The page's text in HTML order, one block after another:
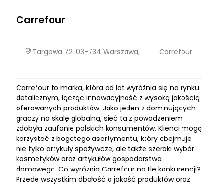
Carrefour
Targowa 72, 03-734 Warszawa, Carrefour
Carrefour to marka, która od lat wyróżnia się na rynku
detalicznym, łącząc innowacyjność z wysoką jakością
oferowanych produktów. Jako jeden z dominujących
graczy na skalę globalną, sieć ta z powodzeniem
zdobyła zaufanie polskich konsumentów. Klienci mogą
korzystać z bogatego asortymentu, który obejmuje
nie tylko artykuły spożywcze, ale także szeroki wybór
kosmetyków oraz artykułów gospodarstwa
domowego. Co wyróżnia Carrefour na tle konkurencji?
Przede wszystkim dbałość o jakość produktów oraz